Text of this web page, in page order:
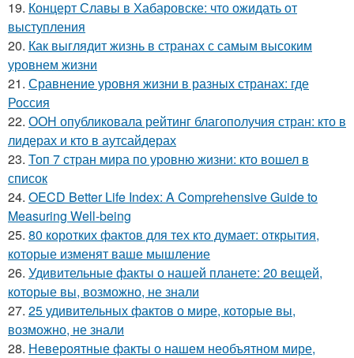
19. Концерт Славы в Хабаровске: что ожидать от
выступления
20. Как выглядит жизнь в странах с самым высоким
уровнем жизни
21. Сравнение уровня жизни в разных странах: где
Россия
22. ООН опубликовала рейтинг благополучия стран: кто в
лидерах и кто в аутсайдерах
23. Топ 7 стран мира по уровню жизни: кто вошел в
список
24. OECD Better Life Index: A Comprehensive Guide to
Measuring Well-being
25. 80 коротких фактов для тех кто думает: открытия,
которые изменят ваше мышление
26. Удивительные факты о нашей планете: 20 вещей,
которые вы, возможно, не знали
27. 25 удивительных фактов о мире, которые вы,
возможно, не знали
28. Невероятные факты о нашем необъятном мире,